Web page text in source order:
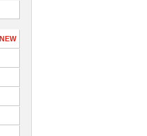
NEW